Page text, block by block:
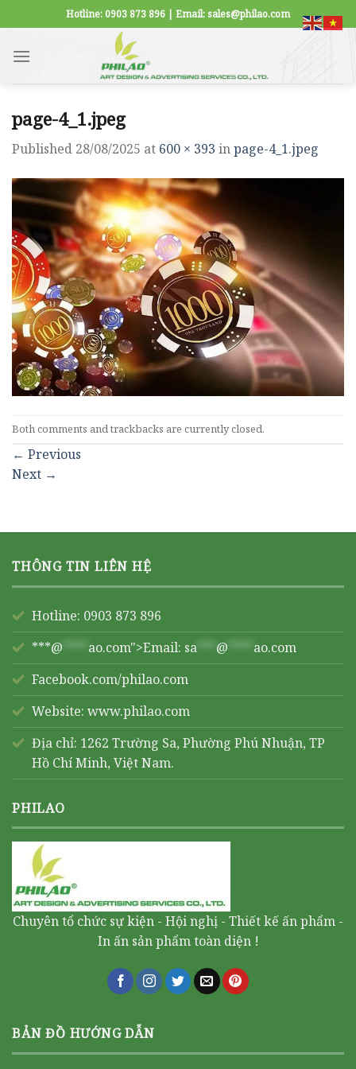
to
content
Hotline: 0903 873 896 | Email: sales@philao.com
page-4_1.jpeg
Published 28/08/2025 at 600 × 393 inpage-4_1.jpeg
Both comments and trackbacks are currently closed.
← Previous
Next →
THÔNG TIN LIÊN HỆ
Hotline: 0903 873 896
***@ **** ao.com">Email: sa *** @ **** ao.com
Facebook.com/philao.com
Website: www.philao.com
Địa chỉ: 1262 Trường Sa, Phường Phú Nhuận, TP
Hồ Chí Minh, Việt Nam.
PHILAO
Chuyên tổ chức sự kiện - Hội nghị - Thiết kế ấn phẩm -
In ấn sản phẩm toàn diện !
BẢN ĐỒ HƯỚNG DẪN